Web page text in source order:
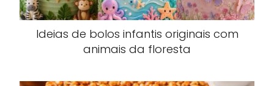
Ideias de bolos infantis originais com
animais da floresta